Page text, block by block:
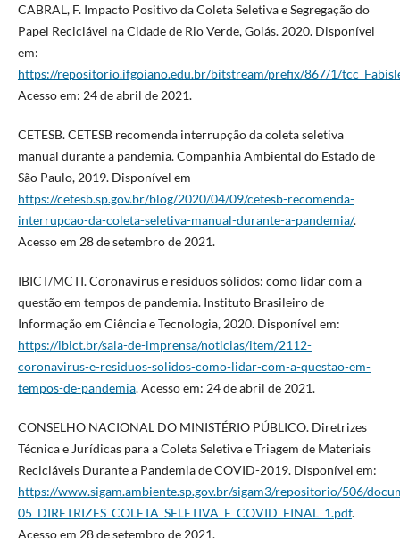
CABRAL, F. Impacto Positivo da Coleta Seletiva e Segregação do
Papel Reciclável na Cidade de Rio Verde, Goiás. 2020. Disponível
em:
https://repositorio.ifgoiano.edu.br/bitstream/prefix/867/1/
Acesso em: 24 de abril de 2021.
CETESB. CETESB recomenda interrupção da coleta seletiva
manual durante a pandemia. Companhia Ambiental do Estado de
São Paulo, 2019. Disponível em
https://cetesb.sp.gov.br/blog/2020/04/09/cetesb-recomenda-
interrupcao-da-coleta-seletiva-manual-durante-a-pandemia/.
Acesso em 28 de setembro de 2021.
IBICT/MCTI. Coronavírus e resíduos sólidos: como lidar com a
questão em tempos de pandemia. Instituto Brasileiro de
Informação em Ciência e Tecnologia, 2020. Disponível em:
https://ibict.br/sala-de-imprensa/noticias/item/2112-
coronavirus-e-residuos-solidos-como-lidar-com-a-questao-em-
tempos-de-pandemia. Acesso em: 24 de abril de 2021.
CONSELHO NACIONAL DO MINISTÉRIO PÚBLICO. Diretrizes
Técnica e Jurídicas para a Coleta Seletiva e Triagem de Materiais
Recicláveis Durante a Pandemia de COVID-2019. Disponível em:
https://www.sigam.ambiente.sp.gov.br/sigam3/repositorio/506/
05_DIRETRIZES_COLETA_SELETIVA_E_COVID_FINAL_1.pdf.
Acesso em 28 de setembro de 2021.